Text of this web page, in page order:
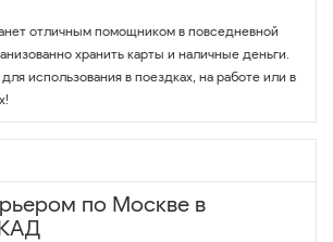
отличным помощником в повседневной
хранить карты и наличные деньги.
использования в поездках, на работе или в
по Москве в